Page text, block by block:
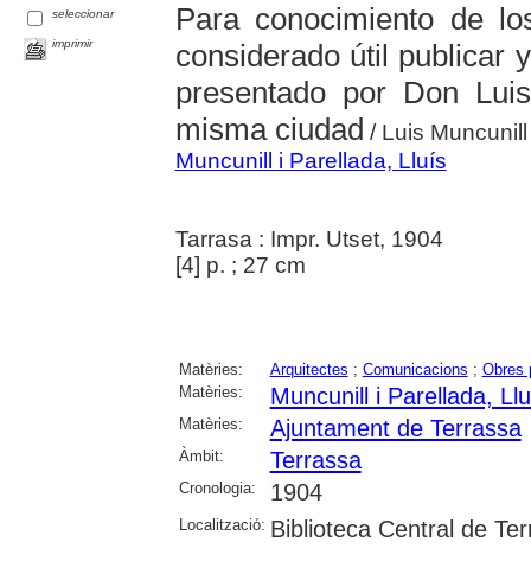
seleccionar
imprimir
Para conocimiento de
considerado útil publicar
presentado por Don
misma ciudad / Luis Muncunill
Muncunill i Parellada, Lluís
Tarrasa : Impr. Utset, 1904
[4] p. ; 27 cm
Matèries: Arquitectes ; Comunicacions ; Obres
Matèries:
Muncunill i Parellada,
Matèries: Ajuntament de Terrassa
Àmbit: Terrassa
Cronologia: 1904
Localització: Biblioteca Central de